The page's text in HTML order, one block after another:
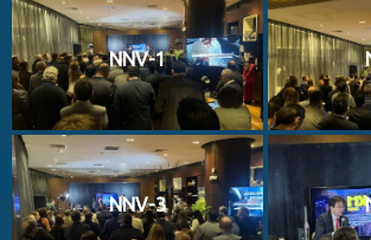
NNV-1
NNV-3